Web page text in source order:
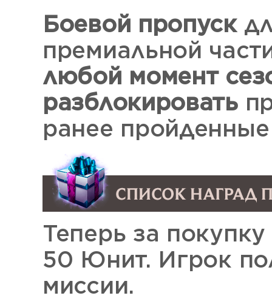
Боевой пропуск
премиальной
любой момент
разблокировать
ранее
Теперь за
50 Юнит. Игрок
миссии.